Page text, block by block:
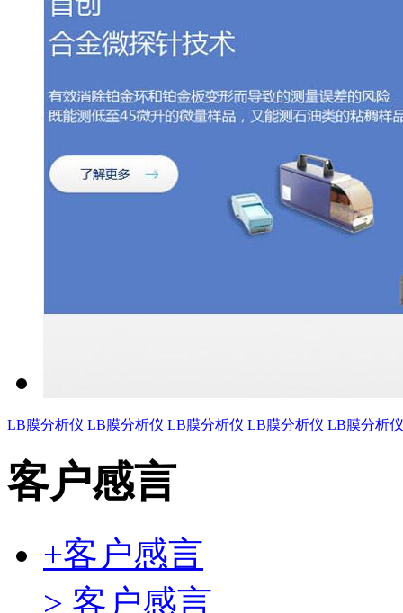
LB膜分析仪 LB膜分析仪 LB膜分析仪 LB膜分析仪 LB膜分析仪
客户感言
+客户感言
> 客户感言